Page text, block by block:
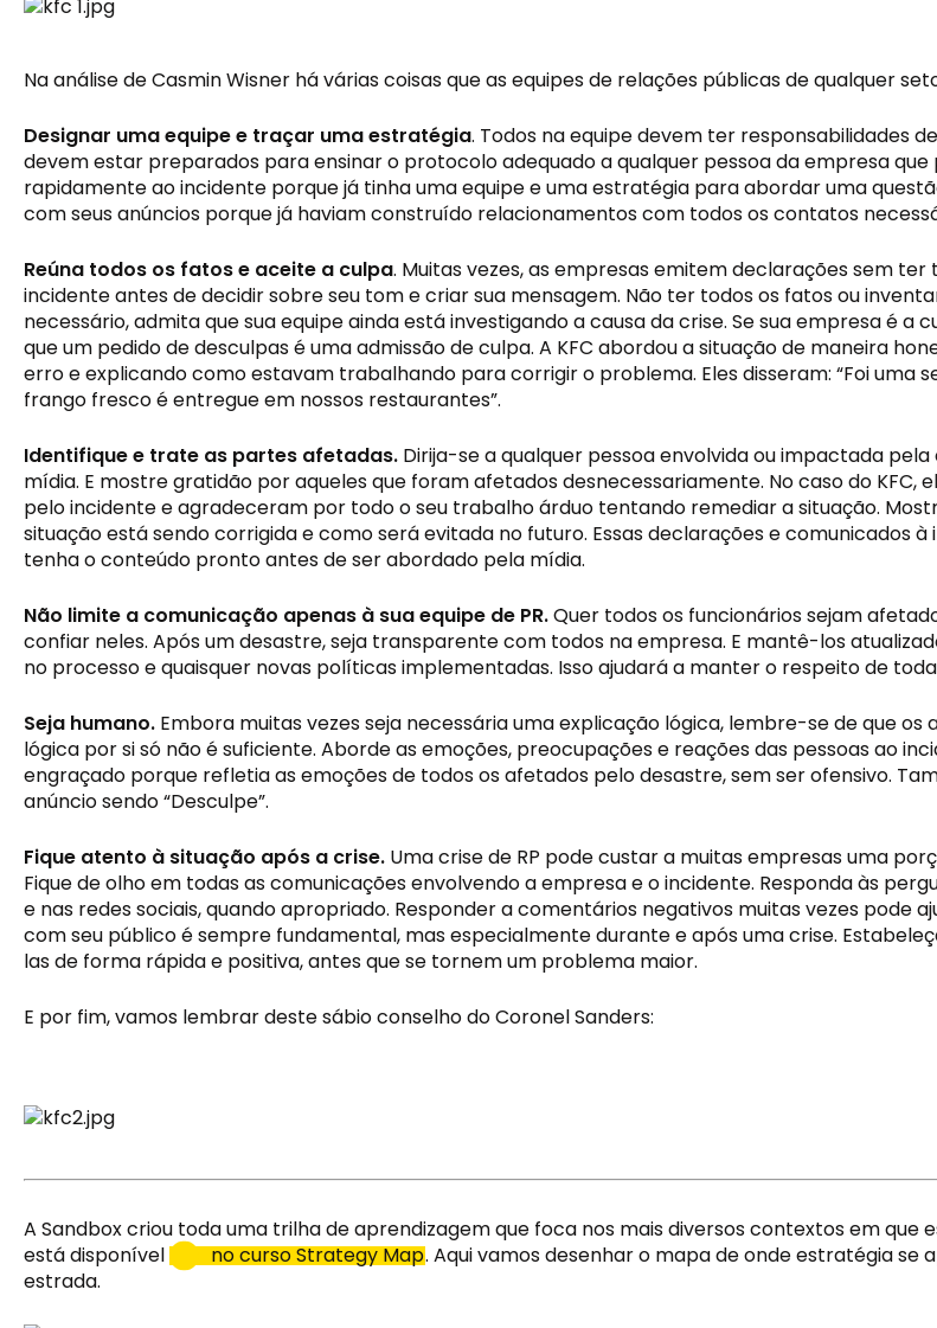
Na análise de Casmin Wisner há várias coisas que as equipes de relações públicas de qualquer
Designar uma equipe e traçar uma estratégia. Todos na equipe devem ter responsabilidades
devem estar preparados para ensinar o protocolo adequado a qualquer pessoa da empresa
rapidamente ao incidente porque já tinha uma equipe e uma estratégia para abordar uma
com seus anúncios porque já haviam construído relacionamentos com todos os contatos
Reúna todos os fatos e aceite a culpa. Muitas vezes, as empresas emitem declarações sem
incidente antes de decidir sobre seu tom e criar sua mensagem. Não ter todos os fatos ou
necessário, admita que sua equipe ainda está investigando a causa da crise. Se sua empresa é
que um pedido de desculpas é uma admissão de culpa. A KFC abordou a situação de maneira
erro e explicando como estavam trabalhando para corrigir o problema. Eles disseram: “Foi uma
frango fresco é entregue em nossos restaurantes”.
Identifique e trate as partes afetadas. Dirija-se a qualquer pessoa envolvida ou impactada
mídia. E mostre gratidão por aqueles que foram afetados desnecessariamente. No caso do
pelo incidente e agradeceram por todo o seu trabalho árduo tentando remediar a situação.
situação está sendo corrigida e como será evitada no futuro. Essas declarações e
tenha o conteúdo pronto antes de ser abordado pela mídia.
Não limite a comunicação apenas à sua equipe de PR. Quer todos os funcionários sejam
confiar neles. Após um desastre, seja transparente com todos na empresa. E mantê-los
no processo e quaisquer novas políticas implementadas. Isso ajudará a manter o respeito de
Seja humano. Embora muitas vezes seja necessária uma explicação lógica, lembre-se de que
lógica por si só não é suficiente. Aborde as emoções, preocupações e reações das pessoas ao
engraçado porque refletia as emoções de todos os afetados pelo desastre, sem ser ofensivo.
anúncio sendo “Desculpe”.
Fique atento à situação após a crise. Uma crise de RP pode custar a muitas empresas uma
Fique de olho em todas as comunicações envolvendo a empresa e o incidente. Responda às
e nas redes sociais, quando apropriado. Responder a comentários negativos muitas vezes pode
com seu público é sempre fundamental, mas especialmente durante e após uma crise.
las de forma rápida e positiva, antes que se tornem um problema maior.
E por fim, vamos lembrar deste sábio conselho do Coronel Sanders:
A Sandbox criou toda uma trilha de aprendizagem que foca nos mais diversos contextos em que
está disponível
no curso Strategy Map. Aqui vamos desenhar o mapa de onde estratégia se
estrada.